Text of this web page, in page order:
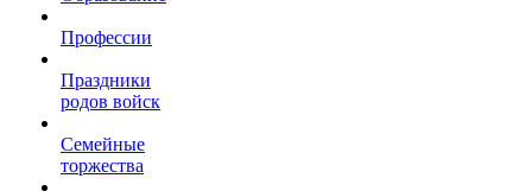
Профессии
Праздники
родов войск
Семейные
торжества